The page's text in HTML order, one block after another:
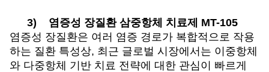
3)
염증성 장질환 삼중항체 치료제 MT-105
염증성 장질환은 여러 염증 경로가 복합적으로 작용
하는 질환 특성상, 최근 글로벌 시장에서는 이중항체
와 다중항체 기반 치료 전략에 대한 관심이 빠르게